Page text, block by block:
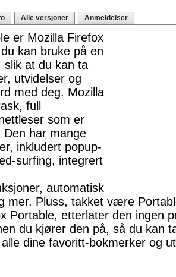
Alle versjoner Anmeldelser
er Mozilla Firefox
kan bruke på en
at du kan ta
utvidelser og
med deg. Mozilla
full
som er
har mange
inkludert popup-
surfing, integrert
automatisk
mer. Pluss, takket være
Portable, etterlater den ingen
du kjører den på, så du kan
dine favoritt-bokmerker og